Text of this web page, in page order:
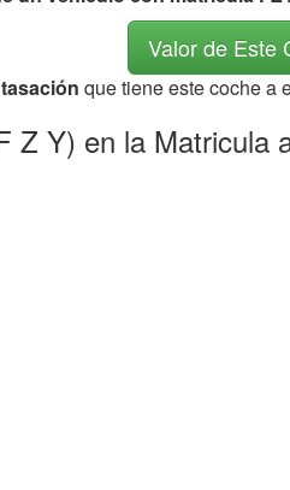
Valor de Este
que tiene este coche a
Z Y) en la Matricula